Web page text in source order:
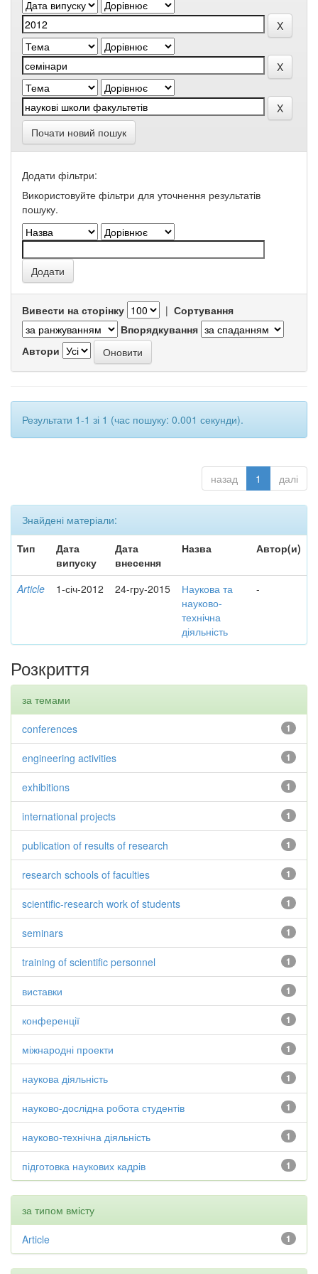
Почати новий пошук
Додати фільтри:
Використовуйте фільтри для уточнення результатів
пошуку.
Вивести на сторінку | Сортування
Впорядкування
Автори
Результати 1-1 зі 1 (час пошуку: 0.001 секунди).
назад 1 далі
Знайдені матеріали:
Тип
Дата
випуску
Дата
внесення
Назва Автор(и)
Article 1-січ-2012 24-гру-2015
Наукова та
науково-
технічна
діяльність
-
Розкриття
за темами
1
conferences
1
engineering activities
1
exhibitions
1
international projects
1
publication of results of research
1
research schools of faculties
1
scientific-research work of students
1
seminars
1
training of scientific personnel
1
виставки
1
конференції
1
міжнародні проекти
1
наукова діяльність
1
науково-дослідна робота студентів
1
науково-технічна діяльність
1
підготовка наукових кадрів
за типом вмісту
1
Article